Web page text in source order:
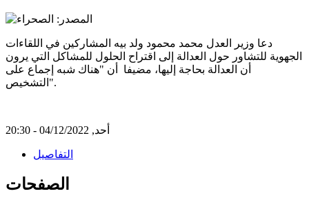
دعا وزير العدل محمد محمود ولد بيه المشاركين في اللقاءات
الجهوية للتشاور حول العدالة إلى اقتراح الحلول للمشاكل التي يرون
أن العدالة بحاجة إليها، مضيفا أن "هناك شبه إجماع على
التشخيص".
أحد, 04/12/2022 - 20:30
التفاصيل
الصفحات